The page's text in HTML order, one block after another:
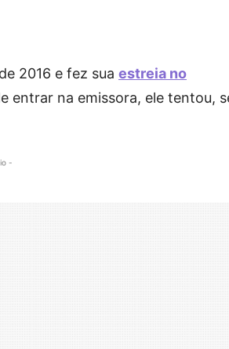
2016 e fez sua estreia no
entrar na emissora, ele tentou,
-